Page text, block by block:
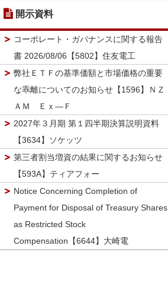
開示資料
コーポレート・ガバナンスに関する報告
書 2026/08/06【5802】住友電工
弊社ＥＴＦの基準価額と市場価格の重要
な乖離についてのお知らせ【1596】ＮＺ
ＡＭ Ｅｘ―Ｆ
2027年３月期 第１四半期決算説明資料
【3634】ソケッツ
第三者割当増資の結果に関するお知らせ
【593A】ティアフォー
Notice Concerning Completion of
Payment for Disposal of Treasury Shares
as Restricted Stock
Compensation【6644】大崎電